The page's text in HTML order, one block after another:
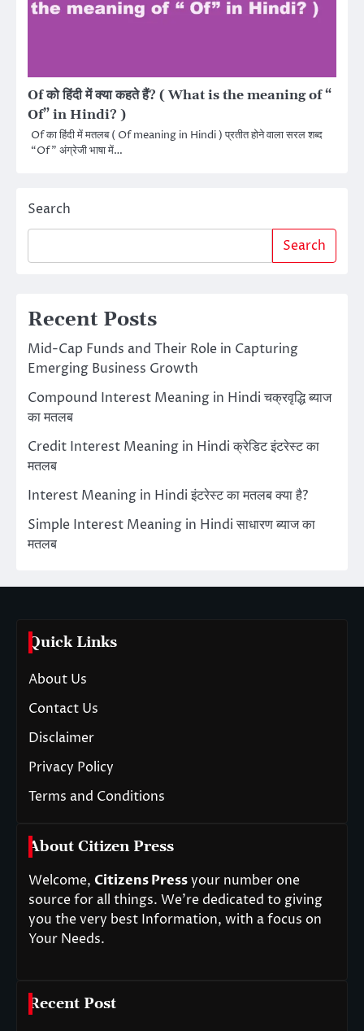
Of को हिंदी में क्या कहते हैं? ( What is the meaning of “
Of” in Hindi? )
Of का हिंदी में मतलब ( Of meaning in Hindi ) प्रतीत होने वाला सरल शब्द
“Of” अंग्रेजी भाषा में…
Search
Search
Recent Posts
Mid-Cap Funds and Their Role in Capturing
Emerging Business Growth
Compound Interest Meaning in Hindi चक्रवृद्धि ब्याज
का मतलब
Credit Interest Meaning in Hindi क्रेडिट इंटरेस्ट का
मतलब
Interest Meaning in Hindi इंटरेस्ट का मतलब क्या है?
Simple Interest Meaning in Hindi साधारण ब्याज का
मतलब
Quick Links
About Us
Contact Us
Disclaimer
Privacy Policy
Terms and Conditions
About Citizen Press
Welcome, Citizens Pressyour number one
source for all things. We’re dedicated to giving
you the very best Information, with a focus on
Your Needs.
Recent Post